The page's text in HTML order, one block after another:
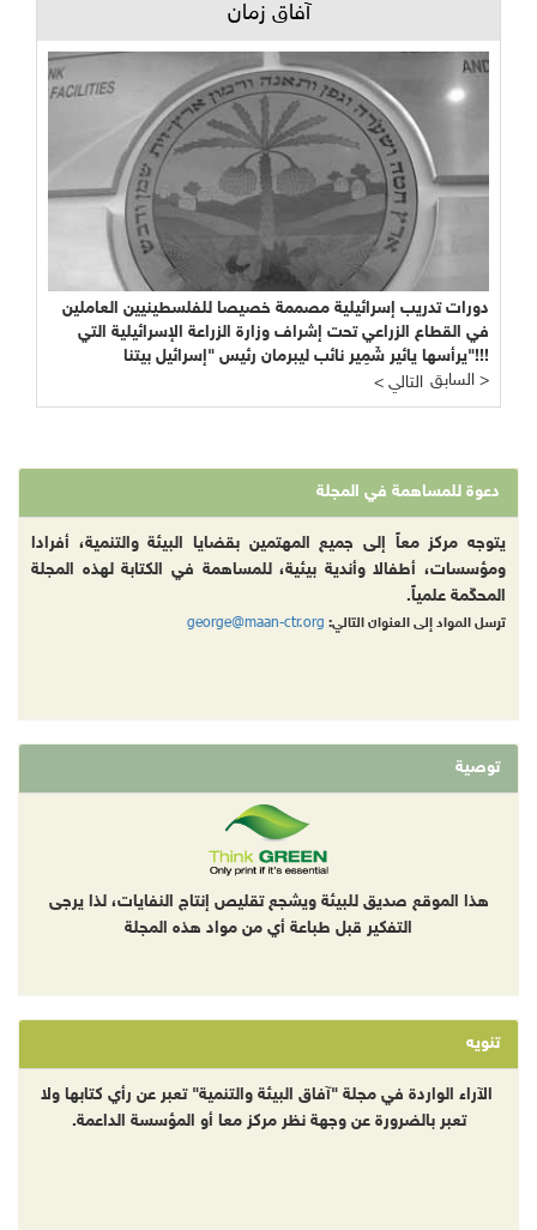
آفاق زمان
دورات تدريب إسرائيلية مصممة خصيصا للفلسطينيين العاملين
في القطاع الزراعي تحت إشراف وزارة الزراعة الإسرائيلية التي
يرأسها يائير شَمِير نائب ليبرمان رئيس "إسرائيل بيتنا"!!!
< التالي
السابق >
دعوة للمساهمة في المجلة
يتوجه مركز معاً إلى جميع المهتمين بقضايا البيئة والتنمية، أفرادا
ومؤسسات، أطفالا وأندية بيئية، للمساهمة في الكتابة لهذه المجلة
المحكّمة علمياً.
ترسل المواد إلى العنوان التالي: george@maan-ctr.org
توصية
هذا الموقع صديق للبيئة ويشجع تقليص إنتاج النفايات، لذا يرجى
التفكير قبل طباعة أي من مواد هذه المجلة
تنويه
الآراء الواردة في مجلة "آفاق البيئة والتنمية" تعبر عن رأي كتابها ولا
تعبر بالضرورة عن وجهة نظر مركز معا أو المؤسسة الداعمة.